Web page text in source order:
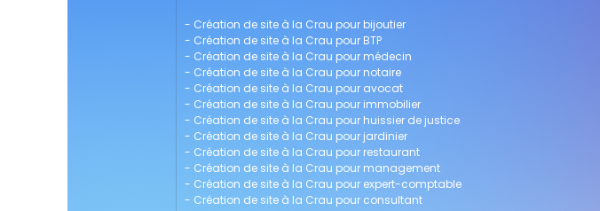
- Création de site à la Crau pour bijoutier
- Création de site à la Crau pour BTP
- Création de site à la Crau pour médecin
- Création de site à la Crau pour notaire
- Création de site à la Crau pour avocat
- Création de site à la Crau pour immobilier
- Création de site à la Crau pour huissier de justice
- Création de site à la Crau pour jardinier
- Création de site à la Crau pour restaurant
- Création de site à la Crau pour management
- Création de site à la Crau pour expert-comptable
- Création de site à la Crau pour consultant